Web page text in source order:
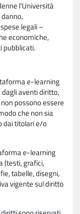
l'Università
legali –
economiche,
pubblicati.
e-learning
aventi diritto,
possono essere
che non sia
dai titolari e/o
e-learning
(testi, grafici,
tabelle, disegni,
vigente sul diritto